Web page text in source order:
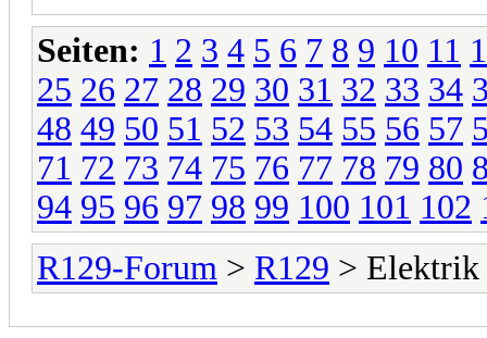
Seiten: 1 2 3 4 5 6 7 8 9 10 11
25 26 27 28 29 30 31 32 33 34
48 49 50 51 52 53 54 55 56 57
71 72 73 74 75 76 77 78 79 80
94 95 96 97 98 99 100 101 102
R129-Forum > R129 > Elektrik